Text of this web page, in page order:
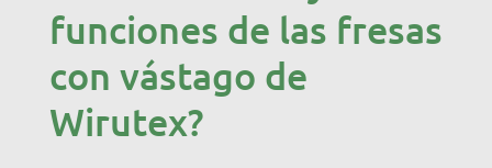
funciones de las fresas
con vástago de
Wirutex?